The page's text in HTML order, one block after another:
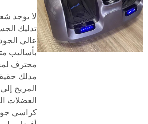
لا يوجد
تدليك
عالي
بأساليب
محترف
مدلك
المريح
العضلات
كراسي جو